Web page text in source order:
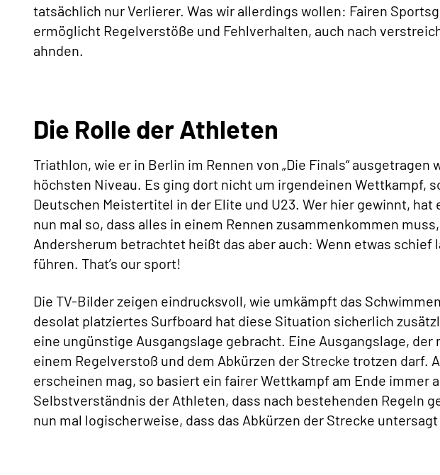
tatsächlich nur Verlierer. Was wir allerdings wollen: Fairen
ermöglicht Regelverstöße und Fehlverhalten, auch nach
ahnden.
Die Rolle der Athleten
Triathlon, wie er in Berlin im Rennen von „Die Finals“
höchsten Niveau. Es ging dort nicht um irgendeinen Wettkampf,
Deutschen Meistertitel in der Elite und U23. Wer hier gewinnt,
nun mal so, dass alles in einem Rennen zusammenkommen
Andersherum betrachtet heißt das aber auch: Wenn etwas schief
führen. That’s our sport!
Die TV-Bilder zeigen eindrucksvoll, wie umkämpft das
desolat platziertes Surfboard hat diese Situation sicherlich
eine ungünstige Ausgangslage gebracht. Eine Ausgangslage,
einem Regelverstoß und dem Abkürzen der Strecke trotzen darf.
erscheinen mag, so basiert ein fairer Wettkampf am Ende immer
Selbstverständnis der Athleten, dass nach bestehenden Regeln
nun mal logischerweise, dass das Abkürzen der Strecke